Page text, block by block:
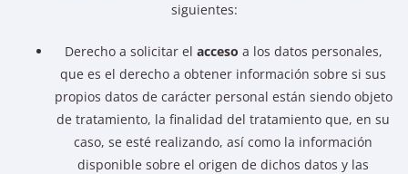
siguientes:
Derecho a solicitar el acceso a los datos personales,
que es el derecho a obtener información sobre si sus
propios datos de carácter personal están siendo objeto
de tratamiento, la finalidad del tratamiento que, en su
caso, se esté realizando, así como la información
disponible sobre el origen de dichos datos y las